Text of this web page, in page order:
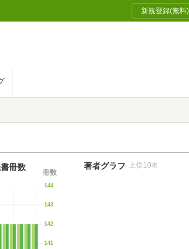
新規登録(無料)
141
142
143
144
冊数
冊数 著者グラフ 上位10名